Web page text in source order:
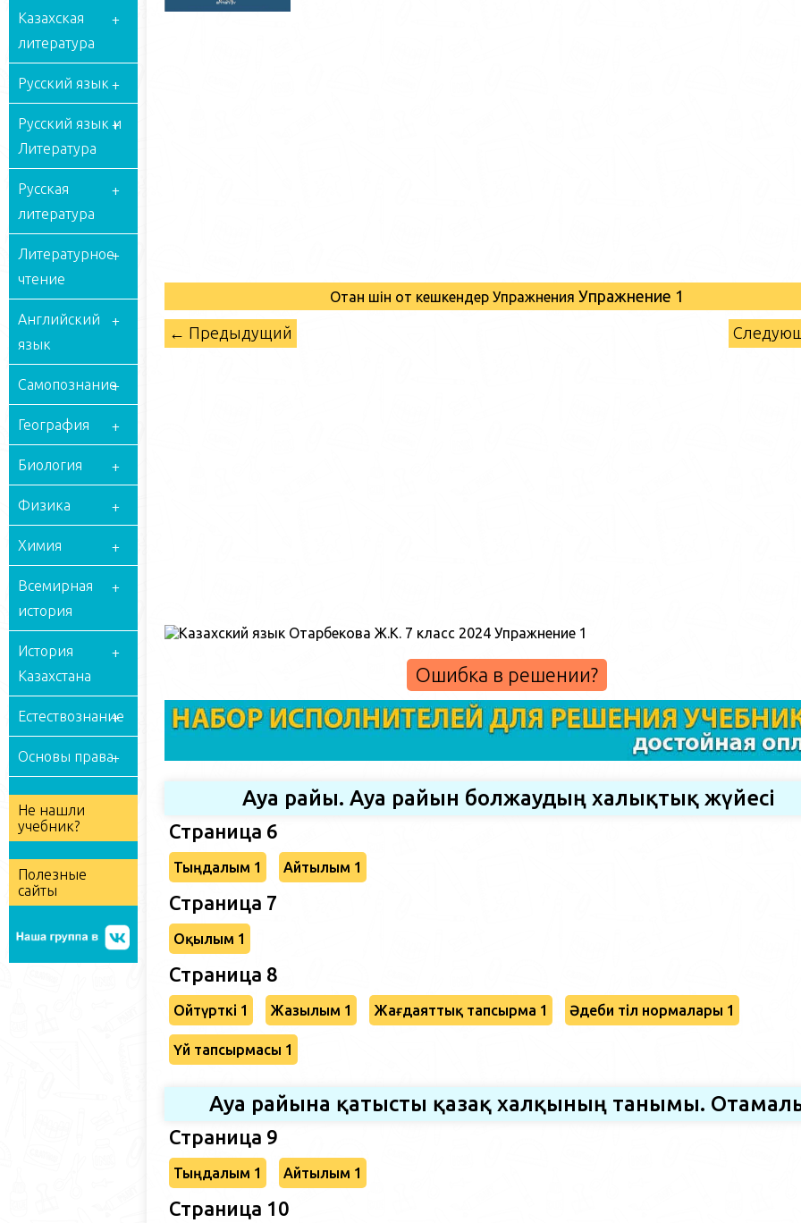
Казахская
литература
Русский язык
Русский язык и
Литература
Русская
литература
Литературное
чтение
Английский
язык
Самопознание
География
Биология
Физика
Химия
Всемирная
история
История
Казахстана
Естествознание
Основы права
Не нашли
учебник?
Полезные
сайты
Отан үшін от кешкендер Упражнения Упражнение 1
← Предыдущий
Ошибка в решении?
Ауа райы. Ауа райын болжаудың халықтық жүйесі
Страница 6
Тыңдалым 1 Айтылым 1
Страница 7
Оқылым 1
Страница 8
Ойтүрткі 1 Жазылым 1 Жағдаяттық тапсырма 1 Әдеби тіл нормалары 1
Үй тапсырмасы 1
Ауа райына қатысты қазақ халқының танымы.
Страница 9
Тыңдалым 1 Айтылым 1
Страница 10